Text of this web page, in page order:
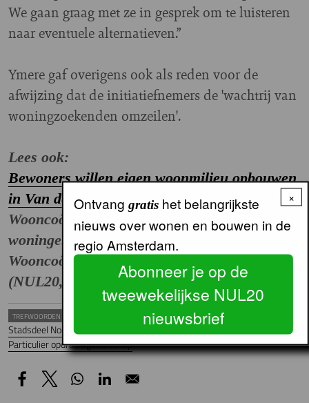
We gaan graag met ze in gesprek om te luisteren
naar eventuele alternatieven.”
Ymere gaf overigens ook als reden voor de
afwijzing dat de initiatiefnemers de 'wachtrij van
woningzoekenden omzeilen'.
Lees ook:
Bewoners willen eigen woonmilieu opbouwen
in Van der Pekbuurt(Parool, 05-12-2016)
Wooncoöperatie Copekcabana doet bod op
woningen (NUL20, 06-02-2017)
Wooncoöperatie heeft nog lange weg te gaan
(NUL20, 23-09-2015)
TREFWOORDEN
Stadsdeel Noord
Wooncoöperatie
Particulier opdrachtgeverschap
×
Ontvang gratishet belangrijkste
nieuws over wonen en bouwen in de
regio Amsterdam.
Abonneer je op de
tweewekelijkse NUL20
nieuwsbrief